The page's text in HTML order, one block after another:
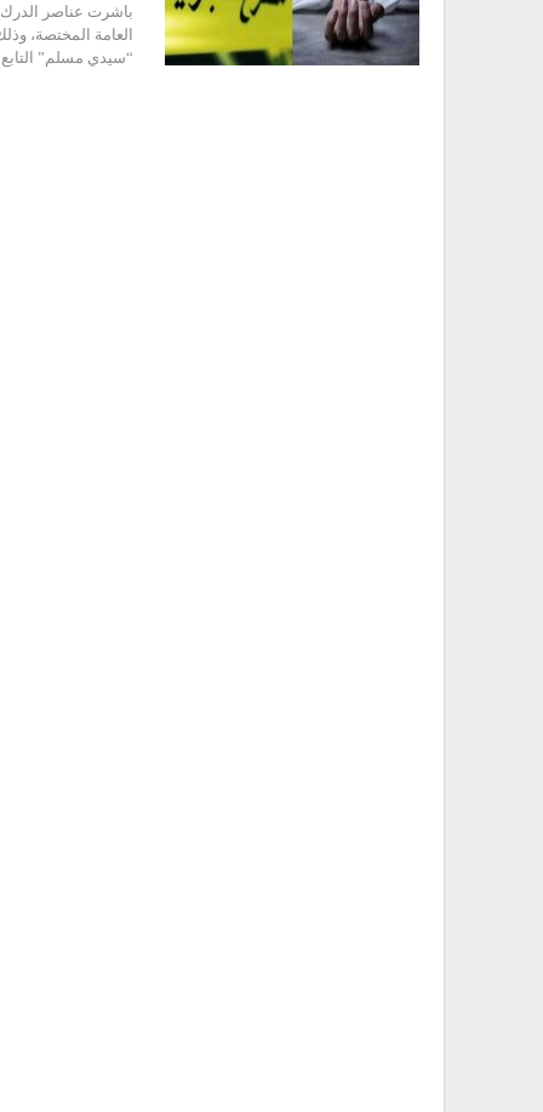
باشرت عناصر الدرك
العامة المختصة،
“سيدي مسلم”